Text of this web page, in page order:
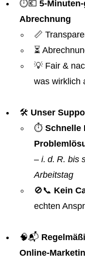
⏱️💶 5-
Abrechnung
📏
⏳
💡 Fair &
was wirklich
🛠️ Unser
⏱️ Schnelle
– i. d. R. bis
Arbeitstag
🚫📞 Kein
echten
🧠📬
Online-